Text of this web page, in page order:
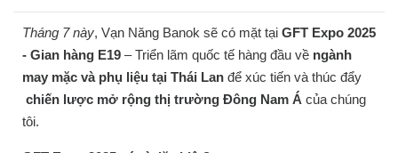
Tháng 7 này, Vạn Năng Banok sẽ có mặt tại GFT Expo 2025
- Gian hàng E19 – Triển lãm quốc tế hàng đầu về ngành
may mặc và phụ liệu tại Thái Lan để xúc tiến và thúc đẩy
chiến lược mở rộng thị trường Đông Nam Á của chúng
tôi.